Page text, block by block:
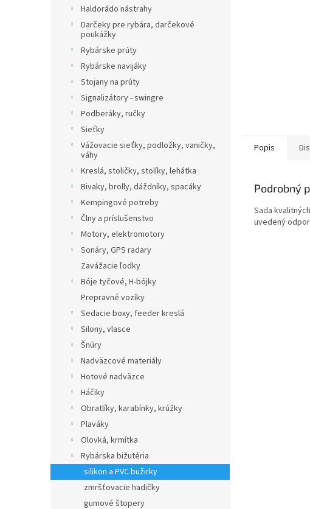
Haldorádo nástrahy
Darčeky pre rybára, darčekové
poukážky
Rybárske prúty
Rybárske navijáky
Stojany na prúty
Signalizátory - swingre
Podberáky, ručky
Sieťky
Vážovacie sieťky, podložky, vaničky,
váhy
Kreslá, stoličky, stolíky, lehátka
Bivaky, brolly, dáždníky, spacáky
Kempingové potreby
Člny a príslušenstvo
Motory, elektromotory
Sonáry, GPS radary
Zavážacie ľodky
Bóje tyčové, H-bójky
Prepravné vozíky
Sedacie boxy, feeder kreslá
Silony, vlasce
Šnúry
Nadväzcové materiály
Hotové nadväzce
Háčiky
Obratlíky, karabínky, krúžky
Plaváky
Olovká, krmítka
Rybárska bižutéria
silikon a PVC bužirky
zmršťovacie hadičky
gumové štopery
Popis
Podrobný
Sada
uvedený